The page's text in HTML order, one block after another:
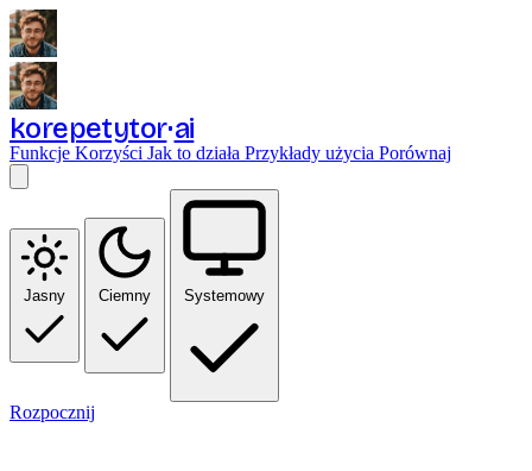
korepetytor ai
Funkcje Korzyści Jak to działa Przykłady użycia Porównaj
Jasny Ciemny Systemowy
Rozpocznij